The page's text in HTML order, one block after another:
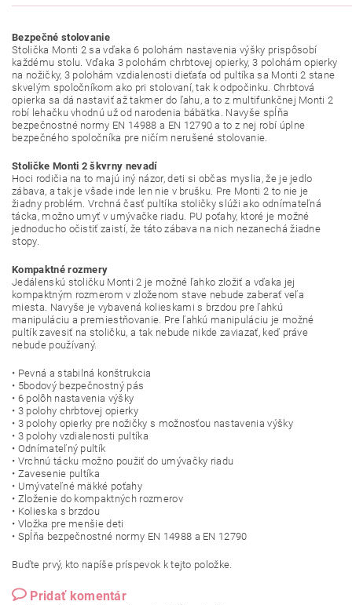
Bezpečné stolovanie
Stolička Monti 2 sa vďaka 6 polohám nastavenia výšky prispôsobí
každému stolu. Vďaka 3 polohám chrbtovej opierky, 3 polohám opierky
na nožičky, 3 polohám vzdialenosti dieťaťa od pultíka sa Monti 2 stane
skvelým spoločníkom ako pri stolovaní, tak k odpočinku. Chrbtová
opierka sa dá nastaviť až takmer do ľahu, a to z multifunkčnej Monti 2
robí lehačku vhodnú už od narodenia bábätka. Navyše spĺňa
bezpečnostné normy EN 14988 a EN 12790 a to z nej robí úplne
bezpečného spoločníka pre ničím nerušené stolovanie.
Stoličke Monti 2 škvrny nevadí
Hoci rodičia na to majú iný názor, deti si občas myslia, že je jedlo
zábava, a tak je všade inde len nie v brušku. Pre Monti 2 to nie je
žiadny problém. Vrchná časť pultíka stoličky slúži ako odnímateľná
tácka, možno umyť v umývačke riadu. PU poťahy, ktoré je možné
jednoducho očistiť zaistí, že táto zábava na nich nezanechá žiadne
stopy.
Kompaktné rozmery
Jedálenskú stoličku Monti 2 je možné ľahko zložiť a vďaka jej
kompaktným rozmerom v zloženom stave nebude zaberať veľa
miesta. Navyše je vybavená kolieskami s brzdou pre ľahkú
manipuláciu a premiestňovanie. Pre ľahkú manipuláciu je možné
pultík zavesiť na stoličku, a tak nebude nikde zaviazať, keď práve
nebude používaný.
• Pevná a stabilná konštrukcia
• 5bodový bezpečnostný pás
• 6 polôh nastavenia výšky
• 3 polohy chrbtovej opierky
• 3 polohy opierky pre nožičky s možnosťou nastavenia výšky
• 3 polohy vzdialenosti pultíka
• Odnímateľný pultík
• Vrchnú tácku možno použiť do umývačky riadu
• Zavesenie pultíka
• Umývateľné mäkké poťahy
• Zloženie do kompaktných rozmerov
• Kolieska s brzdou
• Vložka pre menšie deti
• Spĺňa bezpečnostné normy EN 14988 a EN 12790
Buďte prvý, kto napíše príspevok k tejto položke.
Pridať komentár